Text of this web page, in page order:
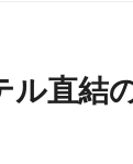
ル直結